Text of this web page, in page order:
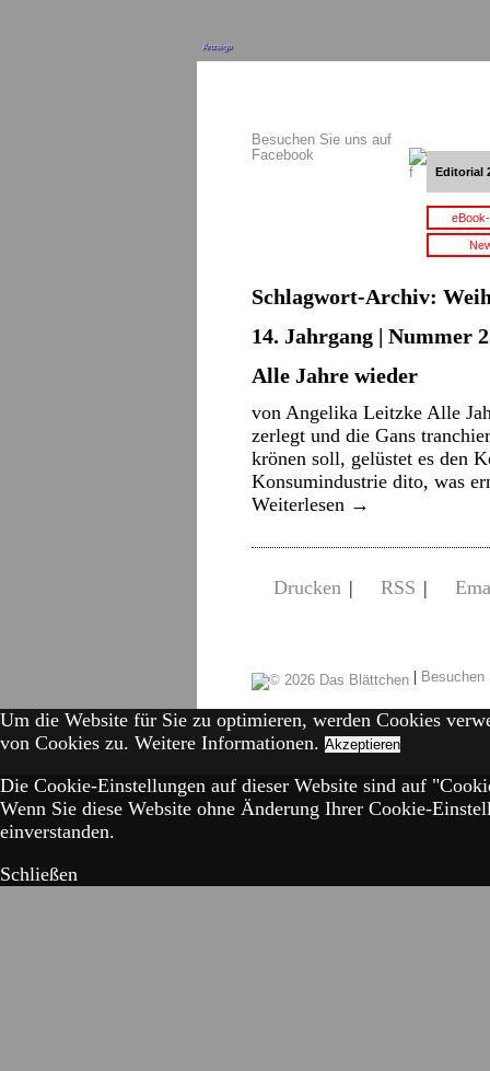
Anzeige
Besuchen Sie uns auf
Facebook
Editorial
Schlagwort-Archiv:
14. Jahrgang | Nummer
Alle Jahre wieder
von Angelika Leitzke Alle
zerlegt und die Gans
krönen soll, gelüstet es den
Konsumindustrie dito, was
Weiterlesen →
Drucken | RSS |
|
Um die Website für Sie zu optimieren, werden Cookies
von Cookies zu. Weitere Informationen. Akzeptieren
Die Cookie-Einstellungen auf dieser Website sind auf
Wenn Sie diese Website ohne Änderung Ihrer Cookie-
einverstanden.
Schließen